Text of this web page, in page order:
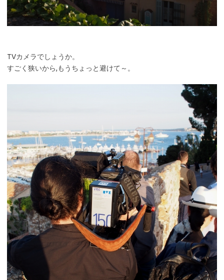
TVカメラでしょうか。
すごく狭いから,もうちょっと避けて～。